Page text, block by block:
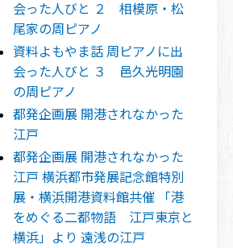
会った人びと ２ 相模原・松
尾家の周ピアノ
資料よもやま話 周ピアノに出
会った人びと ３ 邑久光明園
の周ピアノ
都発企画展 開港されなかった
江戸
都発企画展 開港されなかった
江戸 横浜都市発展記念館特別
展・横浜開港資料館共催 「港
をめぐる二都物語 江戸東京と
横浜」より 遠浅の江戸